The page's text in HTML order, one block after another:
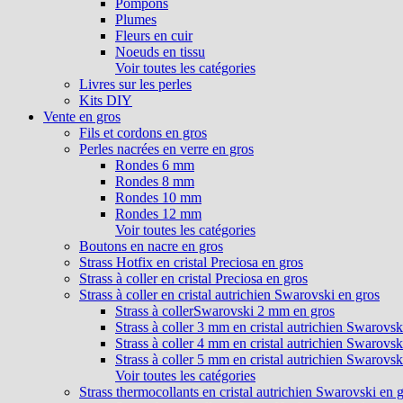
Pompons
Plumes
Fleurs en cuir
Noeuds en tissu
Voir toutes les catégories
Livres sur les perles
Kits DIY
Vente en gros
Fils et cordons en gros
Perles nacrées en verre en gros
Rondes 6 mm
Rondes 8 mm
Rondes 10 mm
Rondes 12 mm
Voir toutes les catégories
Boutons en nacre en gros
Strass Hotfix en cristal Preciosa en gros
Strass à coller en cristal Preciosa en gros
Strass à coller en cristal autrichien Swarovski en gros
Strass à collerSwarovski 2 mm en gros
Strass à coller 3 mm en cristal autrichien
Strass à coller 4 mm en cristal autrichien
Strass à coller 5 mm en cristal autrichien
Voir toutes les catégories
Strass thermocollants en cristal autrichien Swarovski en